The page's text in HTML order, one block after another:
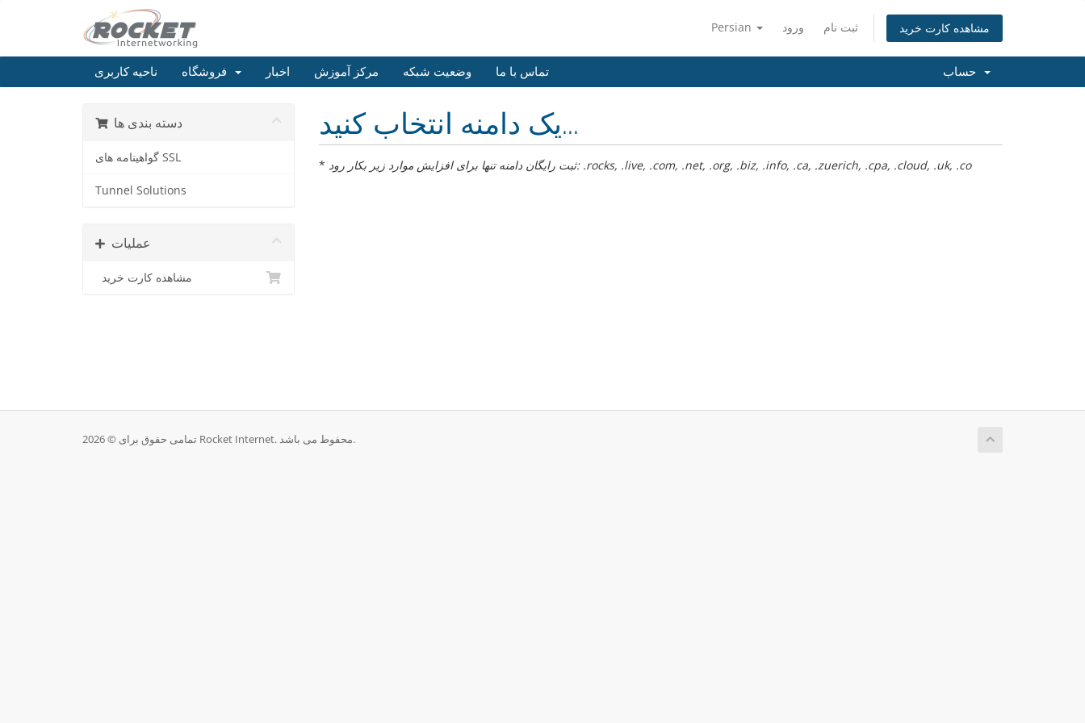
Persian ورود ثبت نام مشاهده کارت خرید
ناحیه کاربری اخبار مرکز آموزش وضعیت شبکه تماس با ما
دسته بندی ها
گواهینامه های SSL
Tunnel Solutions
عملیات
مشاهده کارت خرید
یک دامنه انتخاب کنید...
* ثبت رایگان دامنه تنها برای افزایش موارد زیر بکار رود: .rocks, .live, .com, .net, .org, .biz, .info, .ca, .zuerich, .cpa, .cloud, .uk, .co
تمامی حقوق برای © 2026 Rocket Internet. محفوط می باشد.